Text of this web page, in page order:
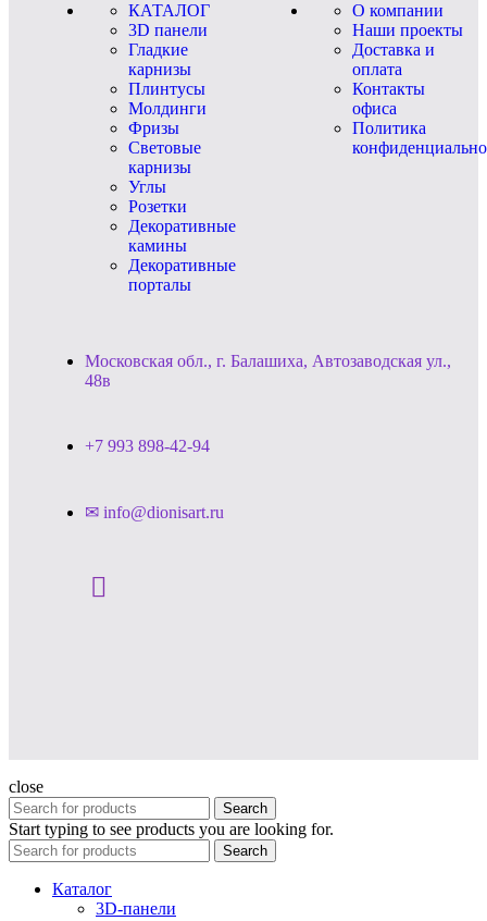
КАТАЛОГ
3D панели
Гладкие
карнизы
Плинтусы
Молдинги
Фризы
Световые
карнизы
Углы
Розетки
Декоративные
камины
Декоративные
порталы
О компании
Наши проекты
Доставка и
оплата
Контакты
офиса
Политика
Московская обл., г. Балашиха, Автозаводская ул.,
48в
+7 993 898-42-94
✉ info@dionisart.ru
close
Search
Start typing to see products you are looking for.
Search
Каталог
3D-панели